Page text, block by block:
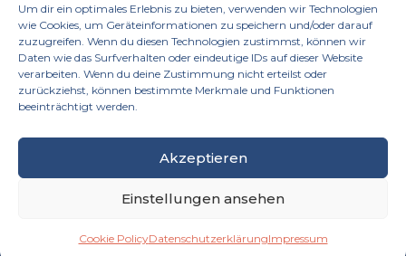
Um dir ein optimales Erlebnis zu bieten, verwenden wir Technologien
wie Cookies, um Geräteinformationen zu speichern und/oder darauf
zuzugreifen. Wenn du diesen Technologien zustimmst, können wir
Daten wie das Surfverhalten oder eindeutige IDs auf dieser Website
verarbeiten. Wenn du deine Zustimmung nicht erteilst oder
zurückziehst, können bestimmte Merkmale und Funktionen
beeinträchtigt werden.
Akzeptieren
Einstellungen ansehen
Cookie PolicyDatenschutzerklärungImpressum
Russisch Spanisch Sprachen
Textiles Werken
Impressum Datenschutzerklärung